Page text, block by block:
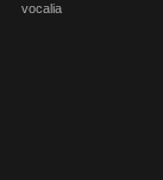
vocalia